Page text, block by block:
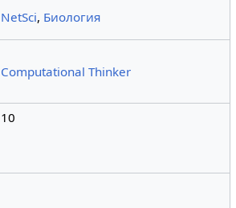
NetSci, Биология
Computational Thinker
10